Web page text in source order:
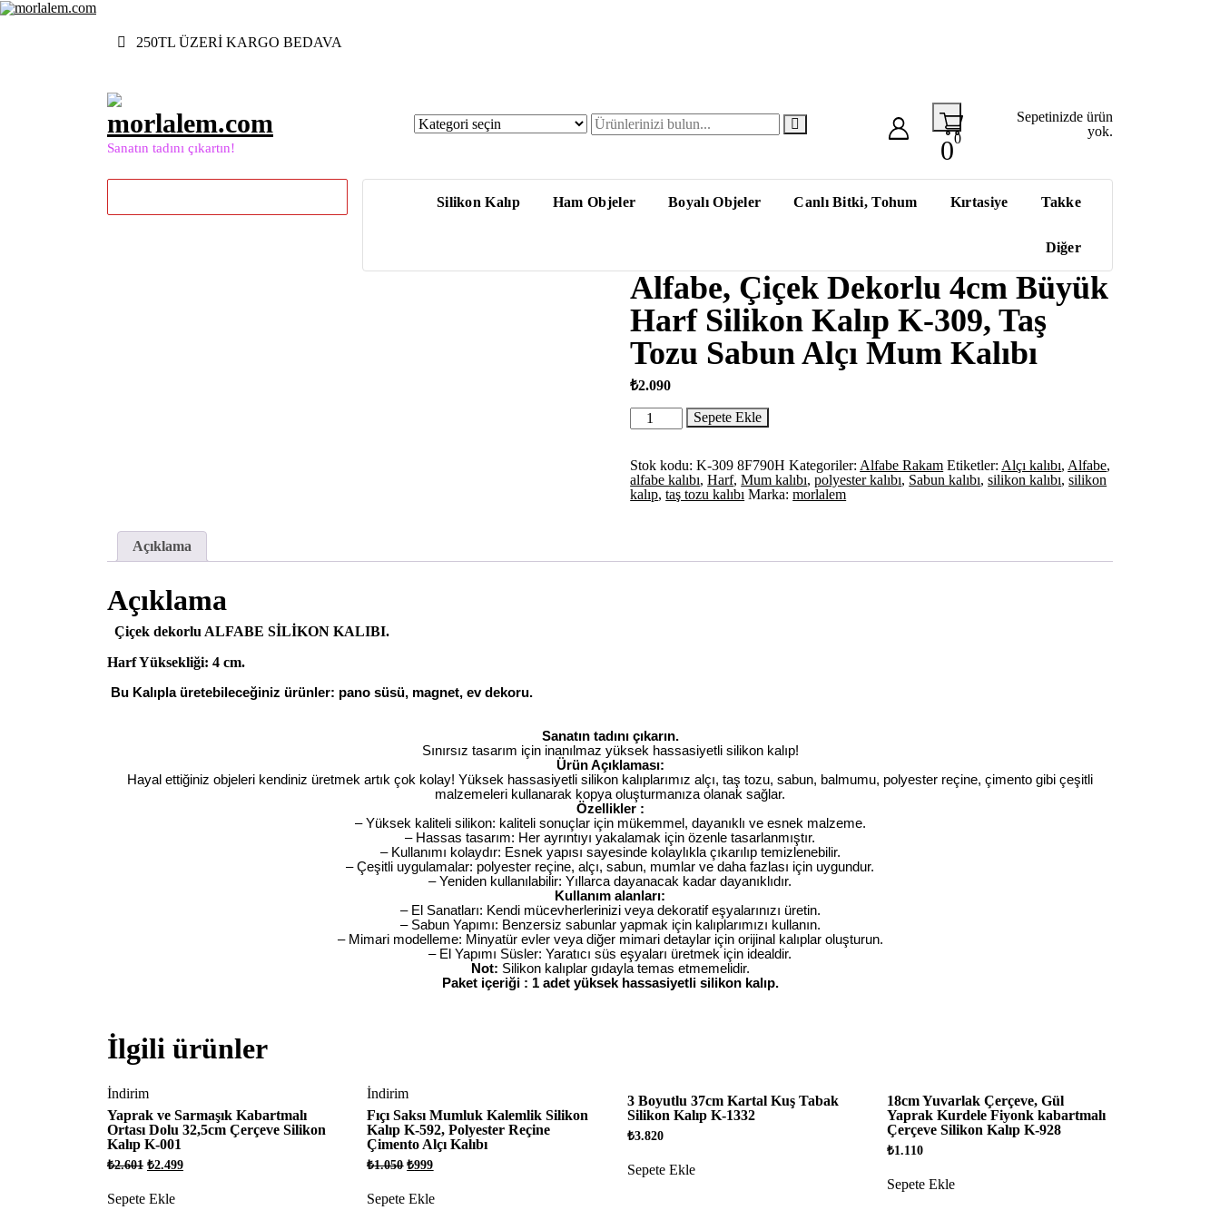
İçeriğe
geç
250TL ÜZERİ KARGO BEDAVA
Sanatın tadını çıkartın! 00
Sepetinizde ürün
yok.
Silikon Kalıp Ham Objeler Boyalı Objeler Canlı Bitki, Tohum Kırtasiye Takke
Diğer
Alfabe, Çiçek Dekorlu 4cm Büyük
Harf Silikon Kalıp K-309, Taş
Tozu Sabun Alçı Mum Kalıbı
₺2.090
Alfabe,
Çiçek
4cm
Büyük
Harf
Silikon
Taş
Sepete Ekle
Stok kodu:K-309 8F790H Kategoriler: Alfabe Rakam Etiketler: Alçı kalıbı, Alfabe,
alfabe kalıbı,Harf,Mum kalıbı,polyester kalıbı, Sabun kalıbı,silikon kalıbı,silikon
kalıp,taş tozu kalıbı Marka:morlalem
Açıklama
Açıklama
Çiçek dekorlu ALFABE SİLİKON KALIBI.
Harf Yüksekliği: 4 cm.
Bu Kalıpla üretebileceğiniz ürünler: pano süsü, magnet, ev dekoru.
Sanatın tadını çıkarın.
Sınırsız tasarım için inanılmaz yüksek hassasiyetli silikon kalıp!
Ürün Açıklaması:
Hayal ettiğiniz objeleri kendiniz üretmek artık çok kolay! Yüksek hassasiyetli silikon kalıplarımız alçı, taş tozu, sabun, balmumu, polyester reçine, çimento gibi çeşitli
malzemeleri kullanarak kopya oluşturmanıza olanak sağlar.
Özellikler :
– Yüksek kaliteli silikon: kaliteli sonuçlar için mükemmel, dayanıklı ve esnek malzeme.
– Hassas tasarım: Her ayrıntıyı yakalamak için özenle tasarlanmıştır.
– Kullanımı kolaydır: Esnek yapısı sayesinde kolaylıkla çıkarılıp temizlenebilir.
– Çeşitli uygulamalar: polyester reçine, alçı, sabun, mumlar ve daha fazlası için uygundur.
– Yeniden kullanılabilir: Yıllarca dayanacak kadar dayanıklıdır.
Kullanım alanları:
– El Sanatları: Kendi mücevherlerinizi veya dekoratif eşyalarınızı üretin.
– Sabun Yapımı: Benzersiz sabunlar yapmak için kalıplarımızı kullanın.
– Mimari modelleme: Minyatür evler veya diğer mimari detaylar için orijinal kalıplar oluşturun.
– El Yapımı Süsler: Yaratıcı süs eşyaları üretmek için idealdir.
Not: Silikon kalıplar gıdayla temas etmemelidir.
Paket içeriği : 1 adet yüksek hassasiyetli silikon kalıp.
İlgili ürünler
İndirim
Yaprak ve Sarmaşık Kabartmalı
Ortası Dolu 32,5cm Çerçeve Silikon
Kalıp K-001
₺2.601 Orijinal
₺2.499Şu
Sepete Ekle
İndirim
Fıçı Saksı Mumluk Kalemlik Silikon
Kalıp K-592, Polyester Reçine
Çimento Alçı Kalıbı
₺1.050 Orijinal
₺999Şu
₺999.
Sepete Ekle
3 Boyutlu 37cm Kartal Kuş Tabak
Silikon Kalıp K-1332
₺3.820
Sepete Ekle
18cm Yuvarlak Çerçeve, Gül
Yaprak Kurdele Fiyonk kabartmalı
Çerçeve Silikon Kalıp K-928
₺1.110
Sepete Ekle